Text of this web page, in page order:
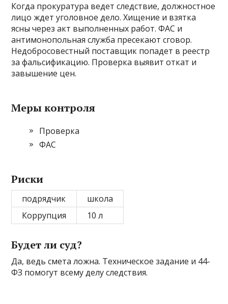
Когда прокуратура ведет следствие, должностное
лицо ждет уголовное дело. Хищение и взятка
ясны через акт выполненных работ. ФАС и
антимонопольная служба пресекают сговор.
Недобросовестный поставщик попадет в реестр
за фальсификацию. Проверка выявит откат и
завышение цен.
Меры контроля
Проверка
ФАС
Риски
подрядчик
школа
Коррупция
10 л
Будет ли суд?
Да, ведь смета ложна. Техническое задание и 44-
ФЗ помогут всему делу следствия.